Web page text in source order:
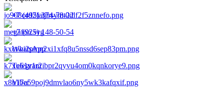
+7 (495) 374-78-22
+7 (925) 148-50-54
WhatsApp
Telegram
Viber